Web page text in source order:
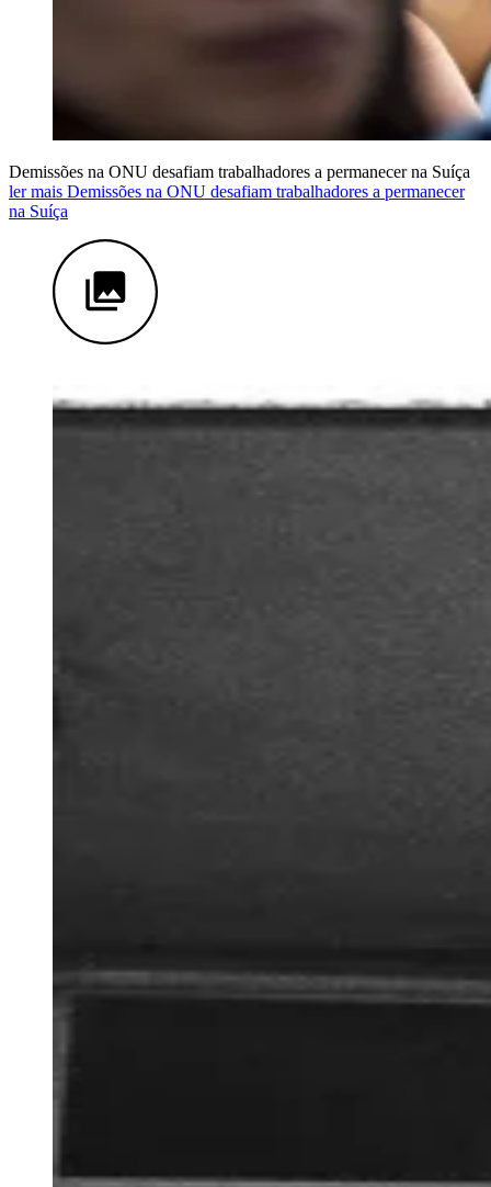
Demissões na ONU desafiam trabalhadores a permanecer na Suíça
ler mais Demissões na ONU desafiam trabalhadores a permanecer
na Suíça